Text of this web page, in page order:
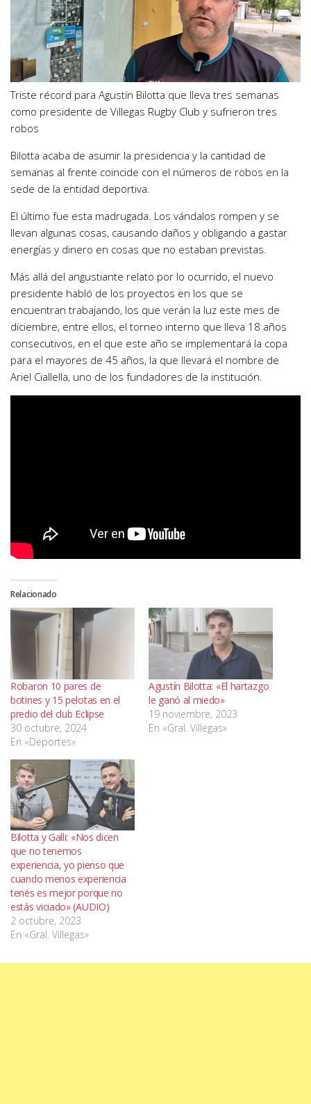
Triste récord para Agustín Bilotta que lleva tres semanas
como presidente de Villegas Rugby Club y sufrieron tres
robos
Bilotta acaba de asumir la presidencia y la cantidad de
semanas al frente coincide con el números de robos en la
sede de la entidad deportiva.
El último fue esta madrugada. Los vándalos rompen y se
llevan algunas cosas, causando daños y obligando a gastar
energías y dinero en cosas que no estaban previstas.
Más allá del angustiante relato por lo ocurrido, el nuevo
presidente habló de los proyectos en los que se
encuentran trabajando, los que verán la luz este mes de
diciembre, entre ellos, el torneo interno que lleva 18 años
consecutivos, en el que este año se implementará la copa
para el mayores de 45 años, la que llevará el nombre de
Ariel Ciallella, uno de los fundadores de la institución.
Relacionado
Robaron 10 pares de
botines y 15 pelotas en el
predio del club Eclipse
30 octubre, 2024
En «Deportes»
Agustín Bilotta: «El hartazgo
le ganó al miedo»
19 noviembre, 2023
En «Gral. Villegas»
Bilotta y Galli: «Nos dicen
que no tenemos
experiencia, yo pienso que
cuando menos experiencia
tenés es mejor porque no
estás viciado» (AUDIO)
2 octubre, 2023
En «Gral. Villegas»